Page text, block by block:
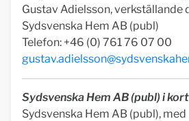
Gustav Adielsson, verkställande
Sydsvenska Hem AB (publ)
Telefon: +46 (0) 761 76 07 00
Sydsvenska Hem AB (publ) i
Sydsvenska Hem AB (publ), med